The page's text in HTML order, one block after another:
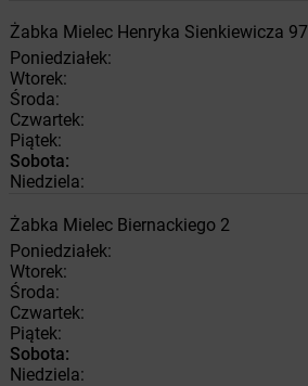
Żabka Mielec Henryka Sienkiewicza 97
Poniedziałek:
Wtorek:
Środa:
Czwartek:
Piątek:
Sobota:
Niedziela:
Żabka Mielec Biernackiego 2
Poniedziałek:
Wtorek:
Środa:
Czwartek:
Piątek:
Sobota:
Niedziela: